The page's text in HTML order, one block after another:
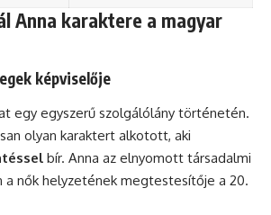
Anna karaktere a magyar
képviselője
egy egyszerű szolgálólány történetén.
olyan karaktert alkotott, aki
bír. Anna az elnyomott társadalmi
a nők helyzetének megtestesítője a 20.